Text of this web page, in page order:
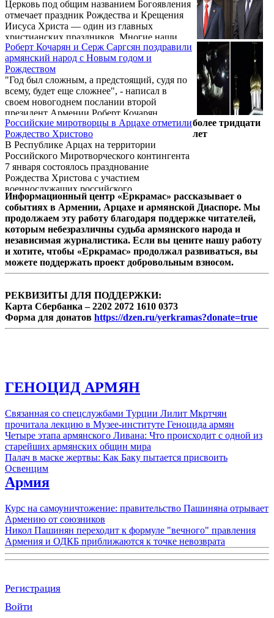
ИИСУСА ХРИСТА
Церковь под общим названием Богоявления
отмечает праздник Рождества и Крещения
Иисуса Христа — один из главных
христианских праздников. Многие наши
читатели, знакомящиеся с календарем ААЦ,
задаются вопросом: «Почему Армянская
Церковь празднует Рождество в ночь с 5 на
6 января, в то время как Русская
Православная Церковь в ночь с 6 на 7
января, а католики и протестанты отмечают
этот праздник 25 декабря, то есть еще до
наступления Нового года?». Постараемся
ответить ...
Роберт Кочарян и Серж Саргсян поздравили
армянский народ с Новым годом и
Рождеством
"Год был сложным, а предстоящий, судя по
всему, будет еще сложнее", - написал в
своем новогоднем послании второй
президент Армении Роберт Кочарян.
«Желаю стойкости, мужества и успехов», -
отметил Кочарян.
Российские миротворцы в Арцахе отметили
Рождество Христово
В Республике Арцах на территории
Российского Миротворческого контингента
7 января состоялось празднование
Рождества Христова с участием
военнослужащих российского
миротворческого контингента и
представителей Русской общины.
более тридцати
лет
Информационный центр «Еркрамас» рассказывает о
событиях в Армении, Арцахе и армянской Диаспоре. Мы
продолжаем эту работу благодаря поддержке читателей,
которым небезразличны судьба армянского народа и
независимая журналистика. Если вы цените нашу работу
и хотите, чтобы «Еркрамас» продолжал развиваться, вы
можете поддержать проект добровольным взносом.
РЕКВИЗИТЫ ДЛЯ ПОДДЕРЖКИ:
Карта Сбербанка – 2202 2072 1610 0373
Форма для донатов https://dzen.ru/yerkramas?donate=true
ГЕНОЦИД АРМЯН
Связанная со спецслужбами Турции Лилит Мкртчян
прочитала лекцию в Музее-институте Геноцида армян
Четыре этапа армянского Ливана: Что происходит с одной из
старейших армянских общин мира
Палач в маске жертвы: Как Баку пытается присвоить
Освенцим
Армия
Курс на самоуничтожение: правительство Пашиняна отрывает
Армению от союзников
Никол Пашинян переходит к формуле "вечного" правления
Армения и ОДКБ приближаются к точке невозврата
Регистрация
Войти